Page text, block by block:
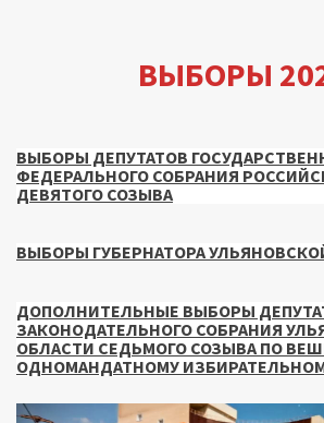
ВЫБОРЫ
ВЫБОРЫ ДЕПУТАТОВ
ФЕДЕРАЛЬНОГО СОБРАНИЯ
ДЕВЯТОГО СОЗЫВА
ВЫБОРЫ ГУБЕРНАТОРА
ДОПОЛНИТЕЛЬНЫЕ ВЫБОРЫ
ЗАКОНОДАТЕЛЬНОГО СОБРАНИЯ
ОБЛАСТИ СЕДЬМОГО СОЗЫВА ПО
ОДНОМАНДАТНОМУ